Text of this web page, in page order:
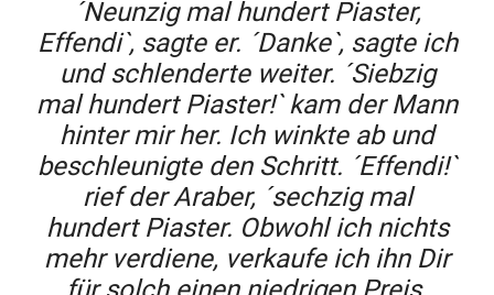
´Neunzig mal hundert Piaster,
Effendi`, sagte er. ´Danke`, sagte ich
und schlenderte weiter. ´Siebzig
mal hundert Piaster!` kam der Mann
hinter mir her. Ich winkte ab und
beschleunigte den Schritt. ´Effendi!`
rief der Araber, ´sechzig mal
hundert Piaster. Obwohl ich nichts
mehr verdiene, verkaufe ich ihn Dir